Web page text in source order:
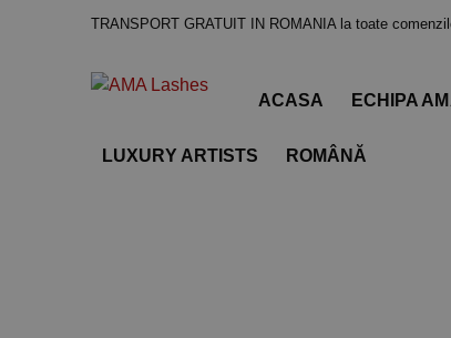
TRANSPORT GRATUIT IN ROMANIA la toate
ACASA ECHIPA
LUXURY ARTISTS ROMÂNĂ